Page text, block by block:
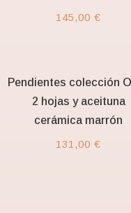
145,00€
Pendientes colección
2 hojas y aceituna
cerámica marrón
131,00€